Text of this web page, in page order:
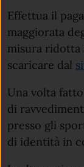
Effettua il
maggiorata
misura ridotta
scaricare dal
Una volta
di
presso gli
di identità in